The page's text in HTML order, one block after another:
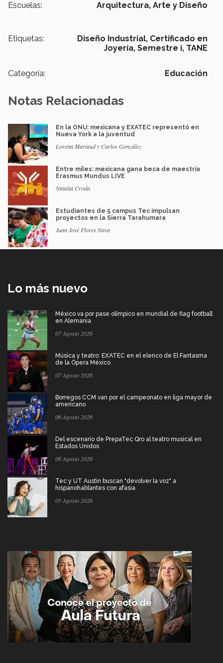
Escuelas: Arquitectura, Arte y Diseño
Etiquetas: Diseño Industrial, Certificado en
Joyería, Semestre i, TANE
Categoría: Educación
Notas Relacionadas
En la ONU: mexicana y EXATEC representó en
Nueva York a la juventud
Loretta Mariaud y Carlos González
Entre miles: mexicana gana beca de maestría
Erasmus Mundus LIVE
Natalia Croda
Estudiantes de 5 campus Tec impulsan
proyectos en la Sierra Tarahumara
Juan José Flores Nava
Lo más nuevo
México va por pase olímpico en mundial de flag football
en Alemania
07 Agosto 2026
Música y teatro: EXATEC en el elenco de El Fantasma
de la Ópera México
07 Agosto 2026
Borregos CCM van por el campeonato en liga mayor de
americano
06 Agosto 2026
Del escenario de PrepaTec Qro al teatro musical en
Estados Unidos
06 Agosto 2026
Tec y UT Austin buscan "devolver la voz" a
hispanohablantes con afasia
05 Agosto 2026